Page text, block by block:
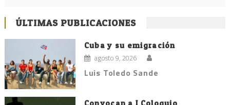
ÚLTIMAS PUBLICACIONES
Cuba y su emigración
agosto 9, 2026
Luis Toledo Sande